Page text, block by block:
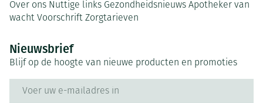
Over ons Nuttige links Gezondheidsnieuws Apotheker van
wacht Voorschrift Zorgtarieven
Nieuwsbrief
Blijf op de hoogte van nieuwe producten en promoties